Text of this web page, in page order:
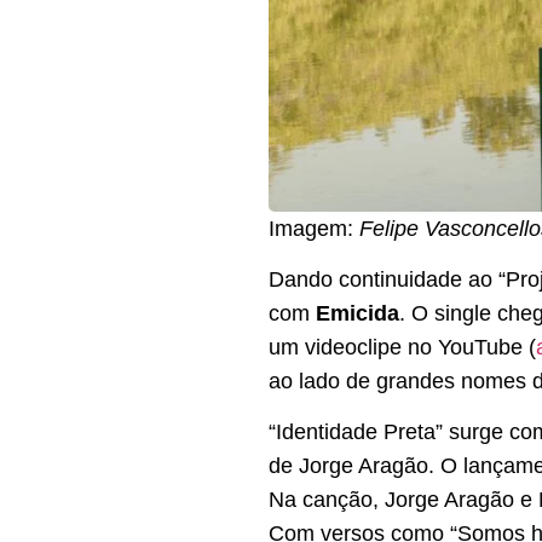
Imagem: Felipe
Dando continuidade ao
com Emicida. O single
um videoclipe no YouTube (
ao lado de grandes nomes
“Identidade Preta” surge
de Jorge Aragão. O
Na canção, Jorge Aragão
Com versos como “Somos